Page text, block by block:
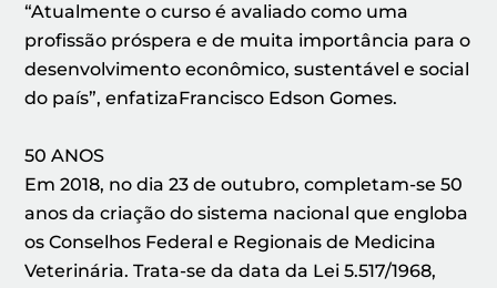
“Atualmente o curso é avaliado como uma
profissão próspera e de muita importância para o
desenvolvimento econômico, sustentável e social
do país”, enfatizaFrancisco Edson Gomes.
50 ANOS
Em 2018, no dia 23 de outubro, completam-se 50
anos da criação do sistema nacional que engloba
os Conselhos Federal e Regionais de Medicina
Veterinária. Trata-se da data da Lei 5.517/1968,